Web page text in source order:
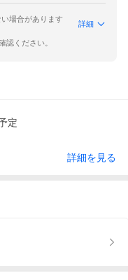
場合があります
詳細
認ください。
定
詳細を見る